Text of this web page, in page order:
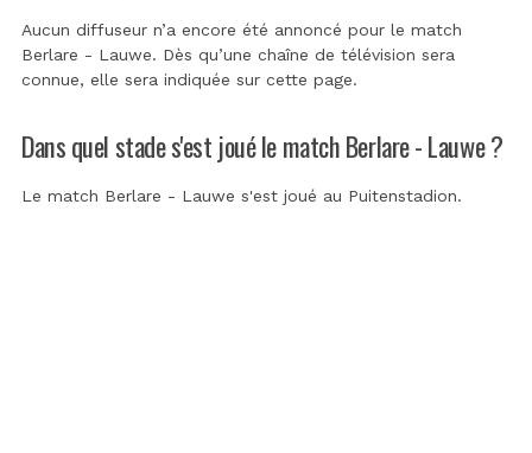
Aucun diffuseur n’a encore été annoncé pour le match
Berlare - Lauwe. Dès qu’une chaîne de télévision sera
connue, elle sera indiquée sur cette page.
Dans quel stade s'est joué le match Berlare - Lauwe ?
Le match Berlare - Lauwe s'est joué au Puitenstadion.